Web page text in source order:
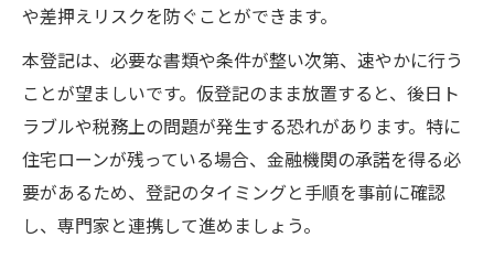
や差押えリスクを防ぐことができます。
本登記は、必要な書類や条件が整い次第、速やかに行う
ことが望ましいです。仮登記のまま放置すると、後日ト
ラブルや税務上の問題が発生する恐れがあります。特に
住宅ローンが残っている場合、金融機関の承諾を得る必
要があるため、登記のタイミングと手順を事前に確認
し、専門家と連携して進めましょう。